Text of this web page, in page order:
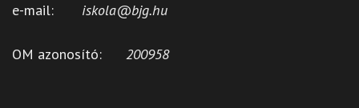
e-mail: iskola@bjg.hu
OM azonosító: 200958